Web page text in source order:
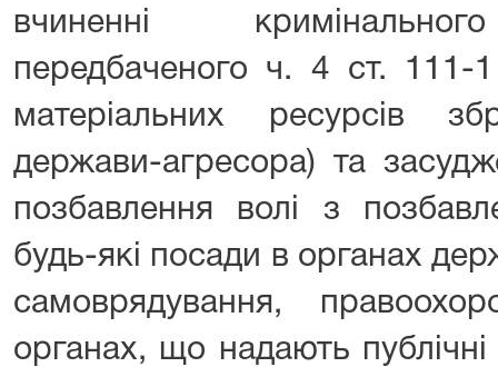
вчиненні
передбаченого ч. 4 ст. 111-
матеріальних ресурсів
держави-агресора) та
позбавлення волі з
будь-які посади в органах
самоврядування,
органах, що надають